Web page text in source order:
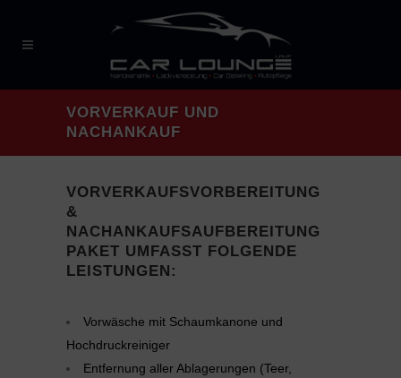
VORVERKAUF UND
NACHANKAUF
VORVERKAUFSVORBEREITUNG
&
NACHANKAUFSAUFBEREITUNG
PAKET UMFASST FOLGENDE
LEISTUNGEN:
Vorwäsche mit Schaumkanone und
Hochdruckreiniger
Entfernung aller Ablagerungen (Teer,